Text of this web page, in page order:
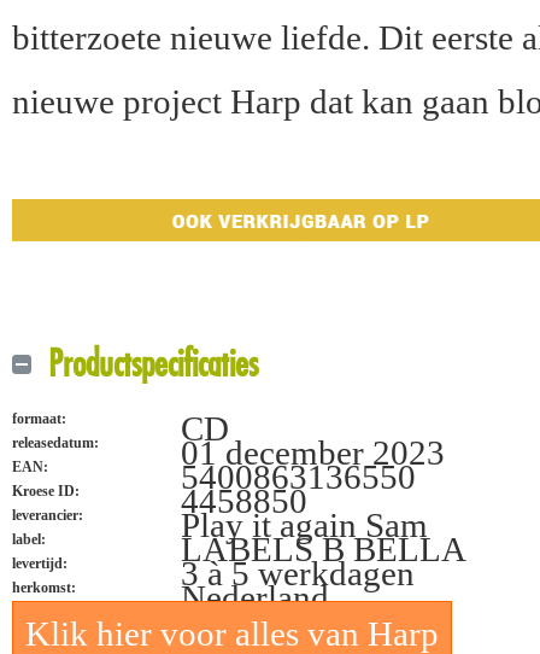
bitterzoete nieuwe liefde. Dit eerste
nieuwe project Harp dat kan gaan
Productspecificaties
formaat: CD
releasedatum: 01 december 2023
EAN: 5400863136550
Kroese ID: 4458850
leverancier: Play it again Sam
label: LABELS B BELLA
levertijd: 3 à 5 werkdagen
herkomst:
Nederland
Klik hier voor alles van Harp